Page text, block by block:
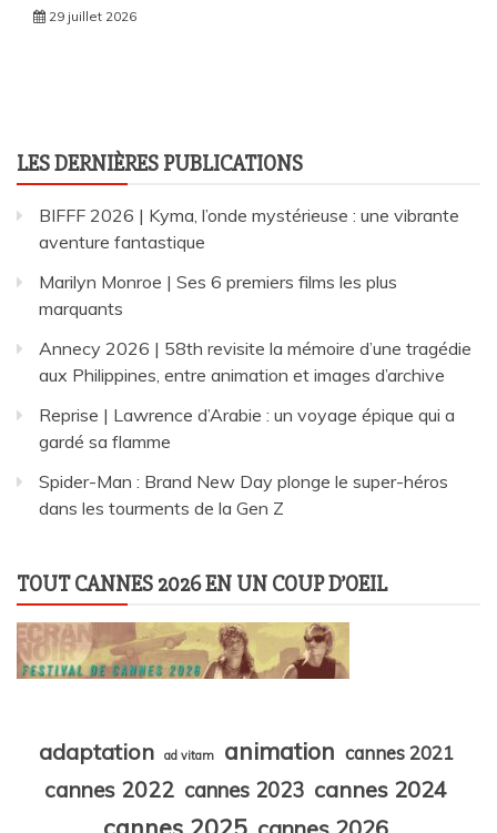
29 juillet 2026
LES DERNIÈRES PUBLICATIONS
BIFFF 2026 | Kyma, l’onde mystérieuse : une vibrante
aventure fantastique
Marilyn Monroe | Ses 6 premiers films les plus
marquants
Annecy 2026 | 58th revisite la mémoire d’une tragédie
aux Philippines, entre animation et images d’archive
Reprise | Lawrence d’Arabie : un voyage épique qui a
gardé sa flamme
Spider-Man : Brand New Day plonge le super-héros
dans les tourments de la Gen Z
TOUT CANNES 2026 EN UN COUP D’OEIL
adaptation ad vitam animation cannes 2021
cannes 2022 cannes 2023 cannes 2024
cannes 2025